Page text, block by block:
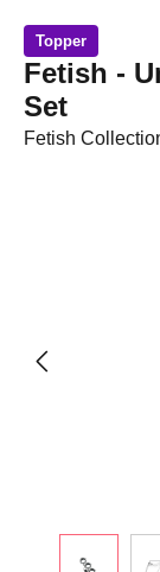
Topper
Fetish -
Set
Fetish